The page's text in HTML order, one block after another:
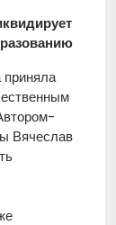
приняла
Вячеслав